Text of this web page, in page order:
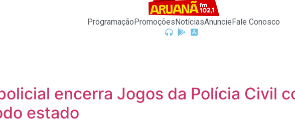
ProgramaçãoPromoçõesNotíciasAnuncieFale Conosco
encerra Jogos da Polícia Civil
estado